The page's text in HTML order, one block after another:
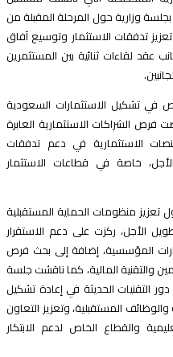
وزارية حول المرحلة المقبلة من
تدفقات الاستثمار وتوسيع آفاق
لقاءات ثنائية بين المستثمرين
تشكيل الاستثمارات السعودية
الشراكات الاستثمارية العابرة
الاستثمارية في دعم تدفقات
خاصة في قطاعات الاستثمار
منظومات الحماية المستقبلية
الأجل، ركزت على دعم الاستقرار
المؤسسية، إضافة إلى بحث فرص
المالية، كما ناقشت جلسة
التقنيات الحديثة في إعادة تشكيل
المستقبلية، وتعزيز التعاون
والقطاع الخاص لدعم الابتكار